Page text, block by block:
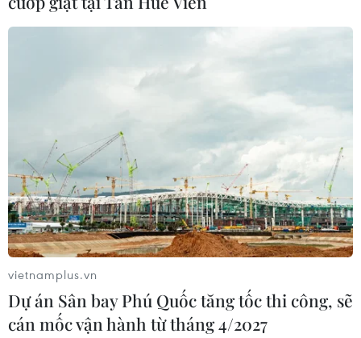
vietnamplus.vn
Dự án Sân bay Phú Quốc tăng tốc thi công, sẽ
cán mốc vận hành từ tháng 4/2027